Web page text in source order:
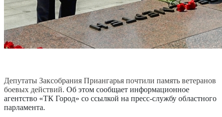
Депутаты Заксобрания Приангарья почтили память ветеранов
боевых действий. Об этом сообщает информационное
агентство «ТК Город» со ссылкой на пресс-службу областного
парламента.